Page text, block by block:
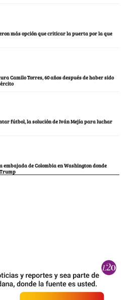
más opción que criticar la puerta por la que
Camilo Torres, 60 años después de haber sido
fútbol, la solución de Iván Mejía para luchar
embajada de Colombia en Washington donde